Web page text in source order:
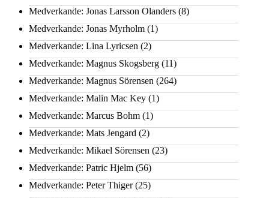
Medverkande: Jonas Larsson Olanders (8)
Medverkande: Jonas Myrholm (1)
Medverkande: Lina Lyricsen (2)
Medverkande: Magnus Skogsberg (11)
Medverkande: Magnus Sörensen (264)
Medverkande: Malin Mac Key (1)
Medverkande: Marcus Bohm (1)
Medverkande: Mats Jengard (2)
Medverkande: Mikael Sörensen (23)
Medverkande: Patric Hjelm (56)
Medverkande: Peter Thiger(25)